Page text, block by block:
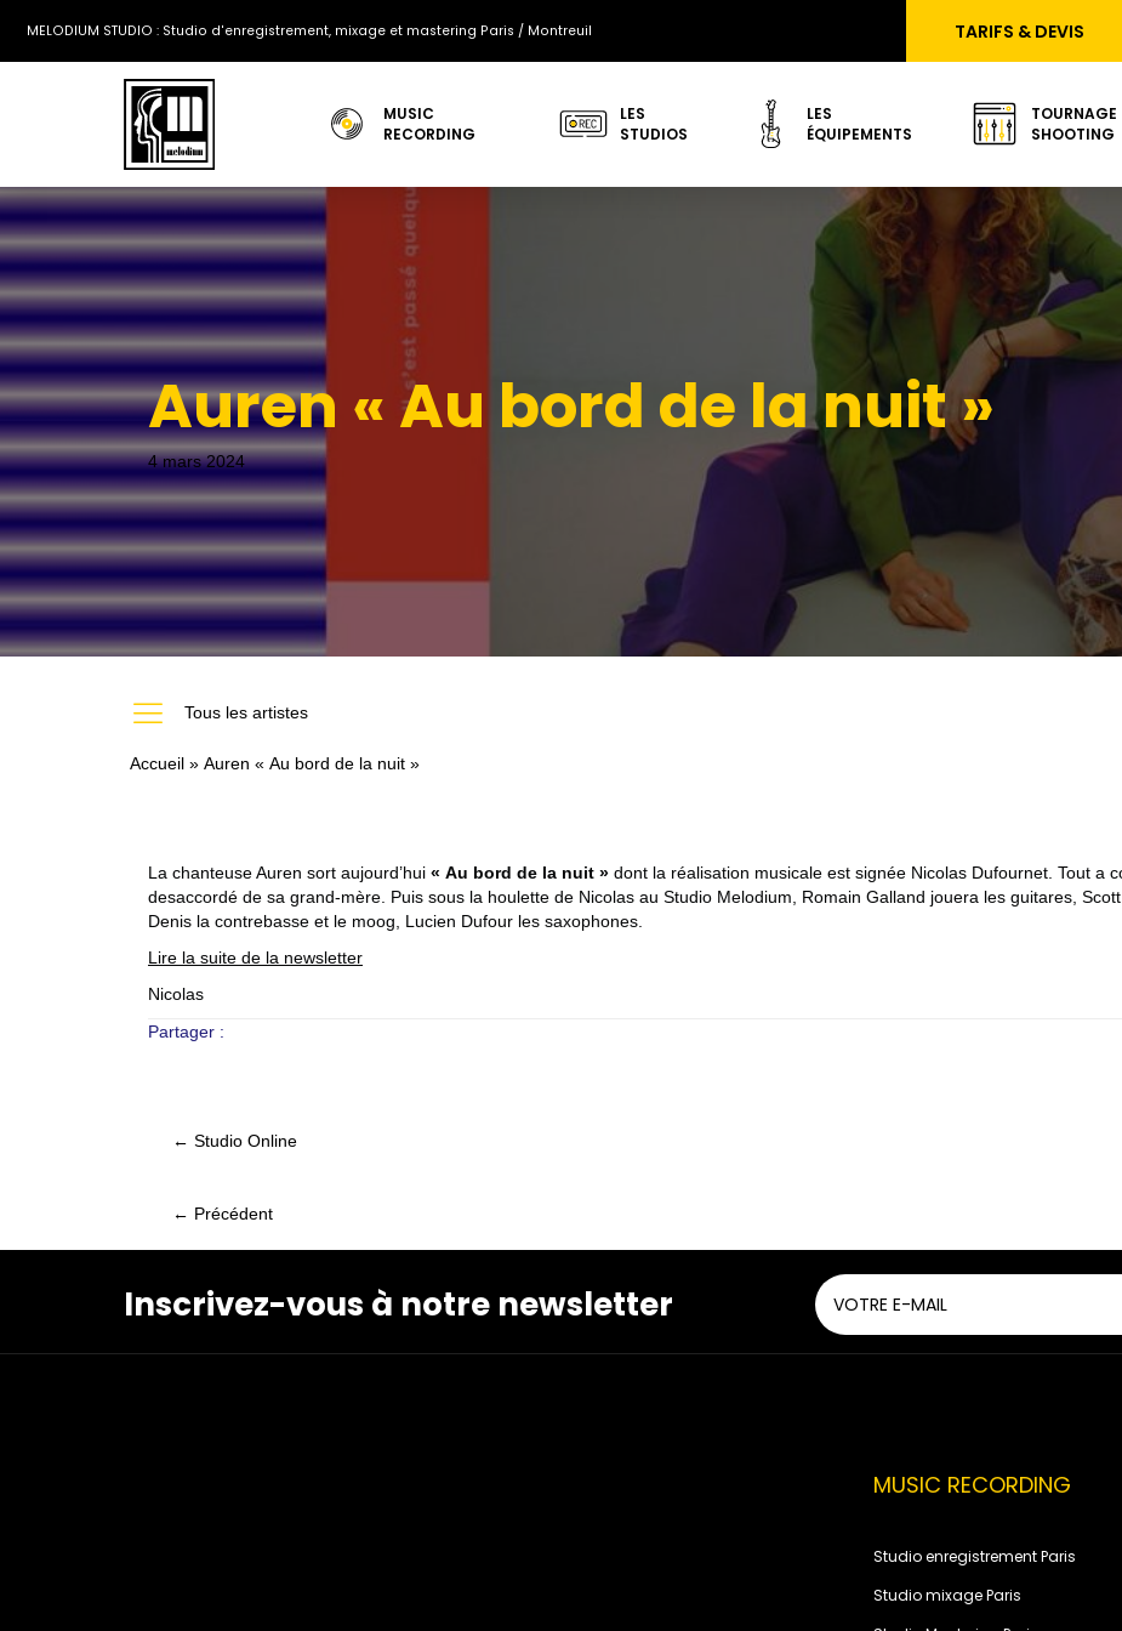
MELODIUM STUDIO : Studio d'enregistrement, mixage et mastering Paris / Montreuil TARIFS & DEVIS
MUSIC
RECORDING
LES
STUDIOS
LES
ÉQUIPEMENTS
TOURNAGE
SHOOTING
Auren « Au bord de la nuit »
4 mars 2024
https://melodiumstudio.com/les-artistes-du-studio-melodium-paris/
Tous les artistes
Accueil » Auren « Au bord de la nuit »
La chanteuse Auren sort aujourd’hui « Au bord de la nuit » dont la réalisation musicale est signée Nicolas Dufournet. Tout a
desaccordé de sa grand-mère. Puis sous la houlette de Nicolas au Studio Melodium, Romain Galland jouera les guitares,
Denis la contrebasse et le moog, Lucien Dufour les saxophones.
Lire la suite de la newsletter
Nicolas
Partager :
Posts
navigation
← Studio Online
Posts
← Précédent
Inscrivez-vous à notre newsletter
MUSIC RECORDING
Studio enregistrement Paris
Studio mixage Paris